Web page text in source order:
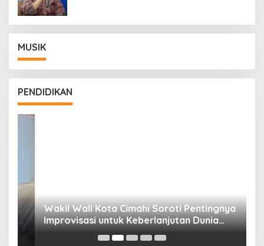
MUSIK
PENDIDIKAN
Wakil Wali Kota Cimahi Soroti Pentingnya
Improvisasi untuk Keberlanjutan Dunia
Pendidikan